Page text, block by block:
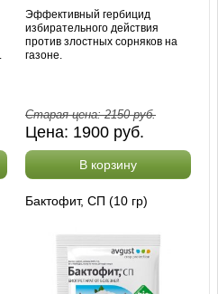
Эффективный гербицид
избирательного действия
против злостных сорняков на
газоне.
Старая цена:2150руб.
Цена: 1900 руб.
В корзину
Бактофит, СП (10 гр)